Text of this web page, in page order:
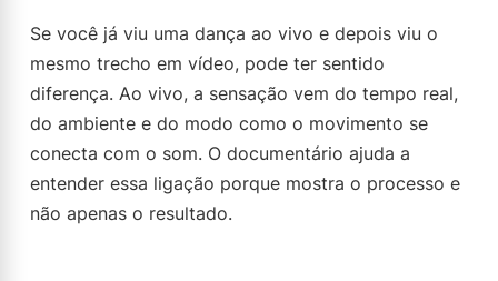
Se você já viu uma dança ao vivo e depois viu o
mesmo trecho em vídeo, pode ter sentido
diferença. Ao vivo, a sensação vem do tempo real,
do ambiente e do modo como o movimento se
conecta com o som. O documentário ajuda a
entender essa ligação porque mostra o processo e
não apenas o resultado.